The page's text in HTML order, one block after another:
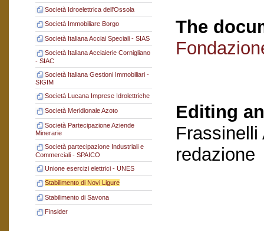
Società Idroelettrica dell'Ossola
Società Immobiliare Borgo
Società Italiana Acciai Speciali - SIAS
Società Italiana Acciaierie Cornigliano
- SIAC
Società Italiana Gestioni Immobiliari -
SIGIM
Società Lucana Imprese Idrolettriche
Società Meridionale Azoto
Società Partecipazione Aziende
Minerarie
Società partecipazione Industriali e
Commerciali - SPAICO
Unione esercizi elettrici - UNES
Stabilimento di Novi Ligure
Stabilimento di Savona
Finsider
The
Editing
Frassinelli
redazione